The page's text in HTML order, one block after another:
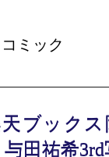
ミック
天ブック
与田祐希